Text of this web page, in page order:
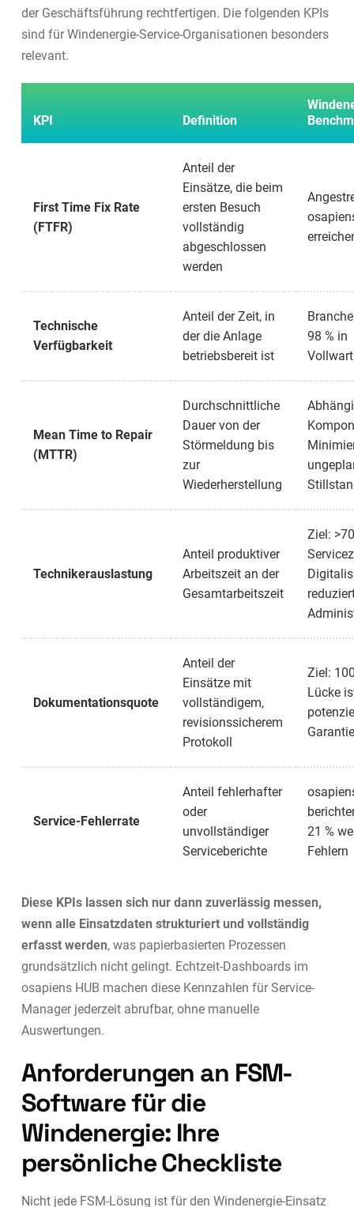
der Geschäftsführung rechtfertigen. Die folgenden KPIs
sind für Windenergie-Service-Organisationen besonders
relevant.
KPI Definition
First Time Fix Rate
(FTFR)
Anteil der
Einsätze, die beim
ersten Besuch
vollständig
abgeschlossen
werden
Technische
Verfügbarkeit
Anteil der Zeit, in
der die Anlage
betriebsbereit ist
98 % in
Mean Time to Repair
(MTTR)
Durchschnittliche
Dauer von der
Störmeldung bis
zur
Wiederherstellung
Technikerauslastung
Anteil produktiver
Arbeitszeit an der
Gesamtarbeitszeit
Ziel:
Dokumentationsquote
Anteil der
Einsätze mit
vollständigem,
revisionssicherem
Protokoll
Ziel:
Lücke
Service-Fehlerrate
Anteil fehlerhafter
oder
unvollständiger
Serviceberichte
21 %
Fehlern
Diese KPIs lassen sich nur dann zuverlässig messen,
wenn alle Einsatzdaten strukturiert und vollständig
erfasst werden, was papierbasierten Prozessen
grundsätzlich nicht gelingt. Echtzeit-Dashboards im
osapiens HUB machen diese Kennzahlen für Service-
Manager jederzeit abrufbar, ohne manuelle
Auswertungen.
Anforderungen an FSM-
Software für die
Windenergie: Ihre
persönliche Checkliste
Nicht jede FSM-Lösung ist für den Windenergie-Einsatz